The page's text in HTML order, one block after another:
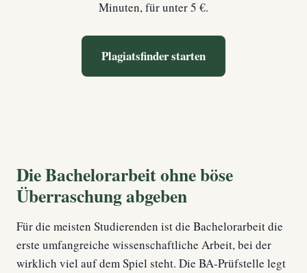
Minuten, für unter 5 €.
Plagiatsfinder starten
Die Bachelorarbeit ohne böse
Überraschung abgeben
Für die meisten Studierenden ist die Bachelorarbeit die
erste umfangreiche wissenschaftliche Arbeit, bei der
wirklich viel auf dem Spiel steht. Die BA-Prüfstelle legt